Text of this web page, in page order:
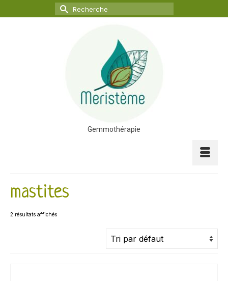
Rechercher :
Gemmothérapie
mastites
2 résultats affichés